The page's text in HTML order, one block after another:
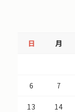
日 月
6 7
13 14